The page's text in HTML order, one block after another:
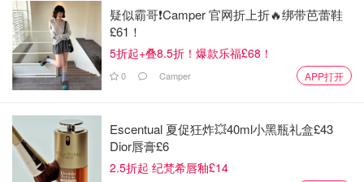
扣和攻略内容~
疑似霸哥❗️Camper 官网折上折🔥绑带芭蕾鞋
£61！
5折起+叠8.5折！爆款乐福£68！
0 Camper APP打开
Escentual 夏促狂炸💥40ml小黑瓶礼盒£43
Dior唇膏£6
2.5折起 纪梵希唇釉£14